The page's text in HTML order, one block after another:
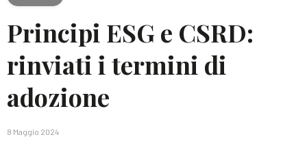
Principi ESG e CSRD:
rinviati i termini di
adozione
8 Maggio 2024